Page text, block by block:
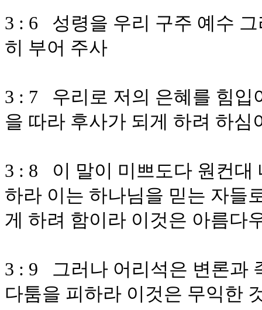
3 : 6 성령을 우리 구주 예수
히 부어 주사
3 : 7 우리로 저의 은혜를 힘입
을 따라 후사가 되게 하려 하심
3 : 8 이 말이 미쁘도다 원컨대
하라 이는 하나님을 믿는 자들
게 하려 함이라 이것은 아름다
3 : 9 그러나 어리석은 변론과
다툼을 피하라 이것은 무익한